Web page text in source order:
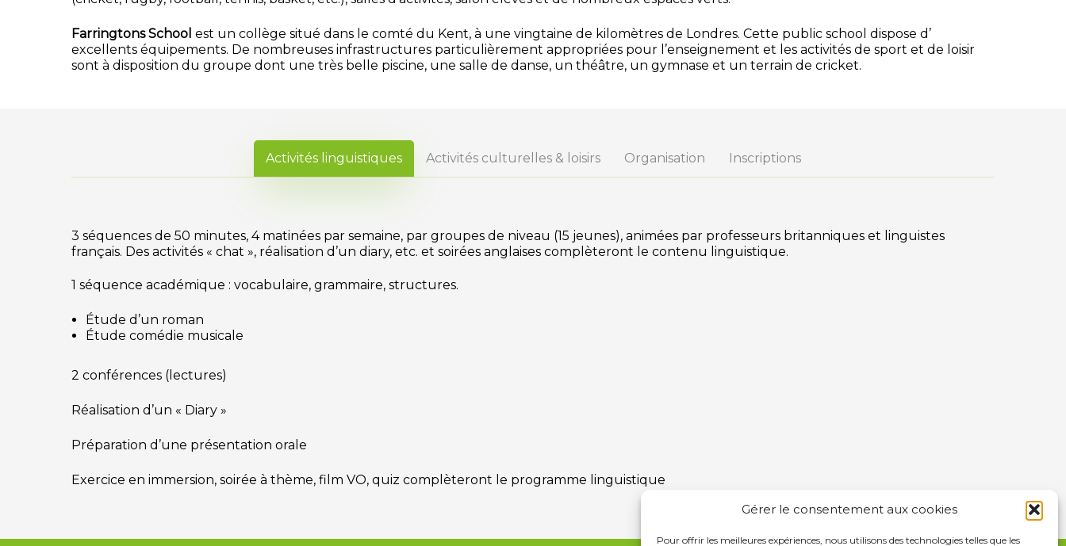
Gérer le consentement aux cookies
Pour offrir les meilleures expériences, nous utilisons des technologies telles que les
Farringtons School est un collège situé dans le comté du Kent, à une vingtaine de kilomètres de Londres. Cette public school dispose d’
excellents équipements. De nombreuses infrastructures particulièrement appropriées pour l’enseignement et les activités de sport et de loisir
sont à disposition du groupe dont une très belle piscine, une salle de danse, un théâtre, un gymnase et un terrain de cricket.
Activités linguistiques Activités culturelles & loisirs Organisation Inscriptions
3 séquences de 50 minutes, 4 matinées par semaine, par groupes de niveau (15 jeunes), animées par professeurs britanniques et linguistes
français. Des activités « chat », réalisation d’un diary, etc. et soirées anglaises complèteront le contenu linguistique.
1 séquence académique : vocabulaire, grammaire, structures.
Étude d’un roman
Étude comédie musicale
2 conférences (lectures)
Réalisation d’un « Diary »
Préparation d’une présentation orale
Exercice en immersion, soirée à thème, film VO, quiz complèteront le programme linguistique